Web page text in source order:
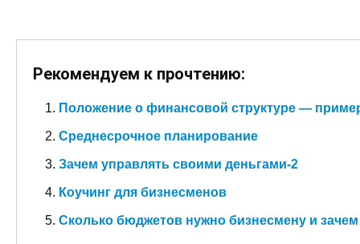
Рекомендуем к прочтению:
Положение о финансовой структуре —
Среднесрочное планирование
Зачем управлять своими деньгами-2
Коучинг для бизнесменов
Сколько бюджетов нужно бизнесмену и зачем